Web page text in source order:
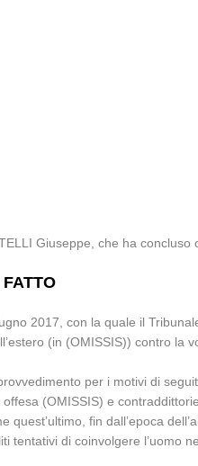
Giuseppe, che ha concluso
FATTO
2017, con la quale il
(in (OMISSIS)) contro la
per i motivi di
(OMISSIS) e
fin dall’epoca
di coinvolgere l’uomo